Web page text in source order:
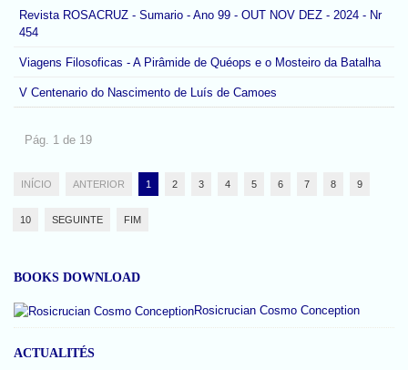
Revista ROSACRUZ - Sumario - Ano 99 - OUT NOV DEZ - 2024 - Nr
454
Viagens Filosoficas - A Pirâmide de Quéops e o Mosteiro da Batalha
V Centenario do Nascimento de Luís de Camoes
Pág. 1 de 19
INÍCIO ANTERIOR 1 2 3 4 5 6 7 8 9
10 SEGUINTE FIM
BOOKS DOWNLOAD
Rosicrucian Cosmo Conception
ACTUALITÉS